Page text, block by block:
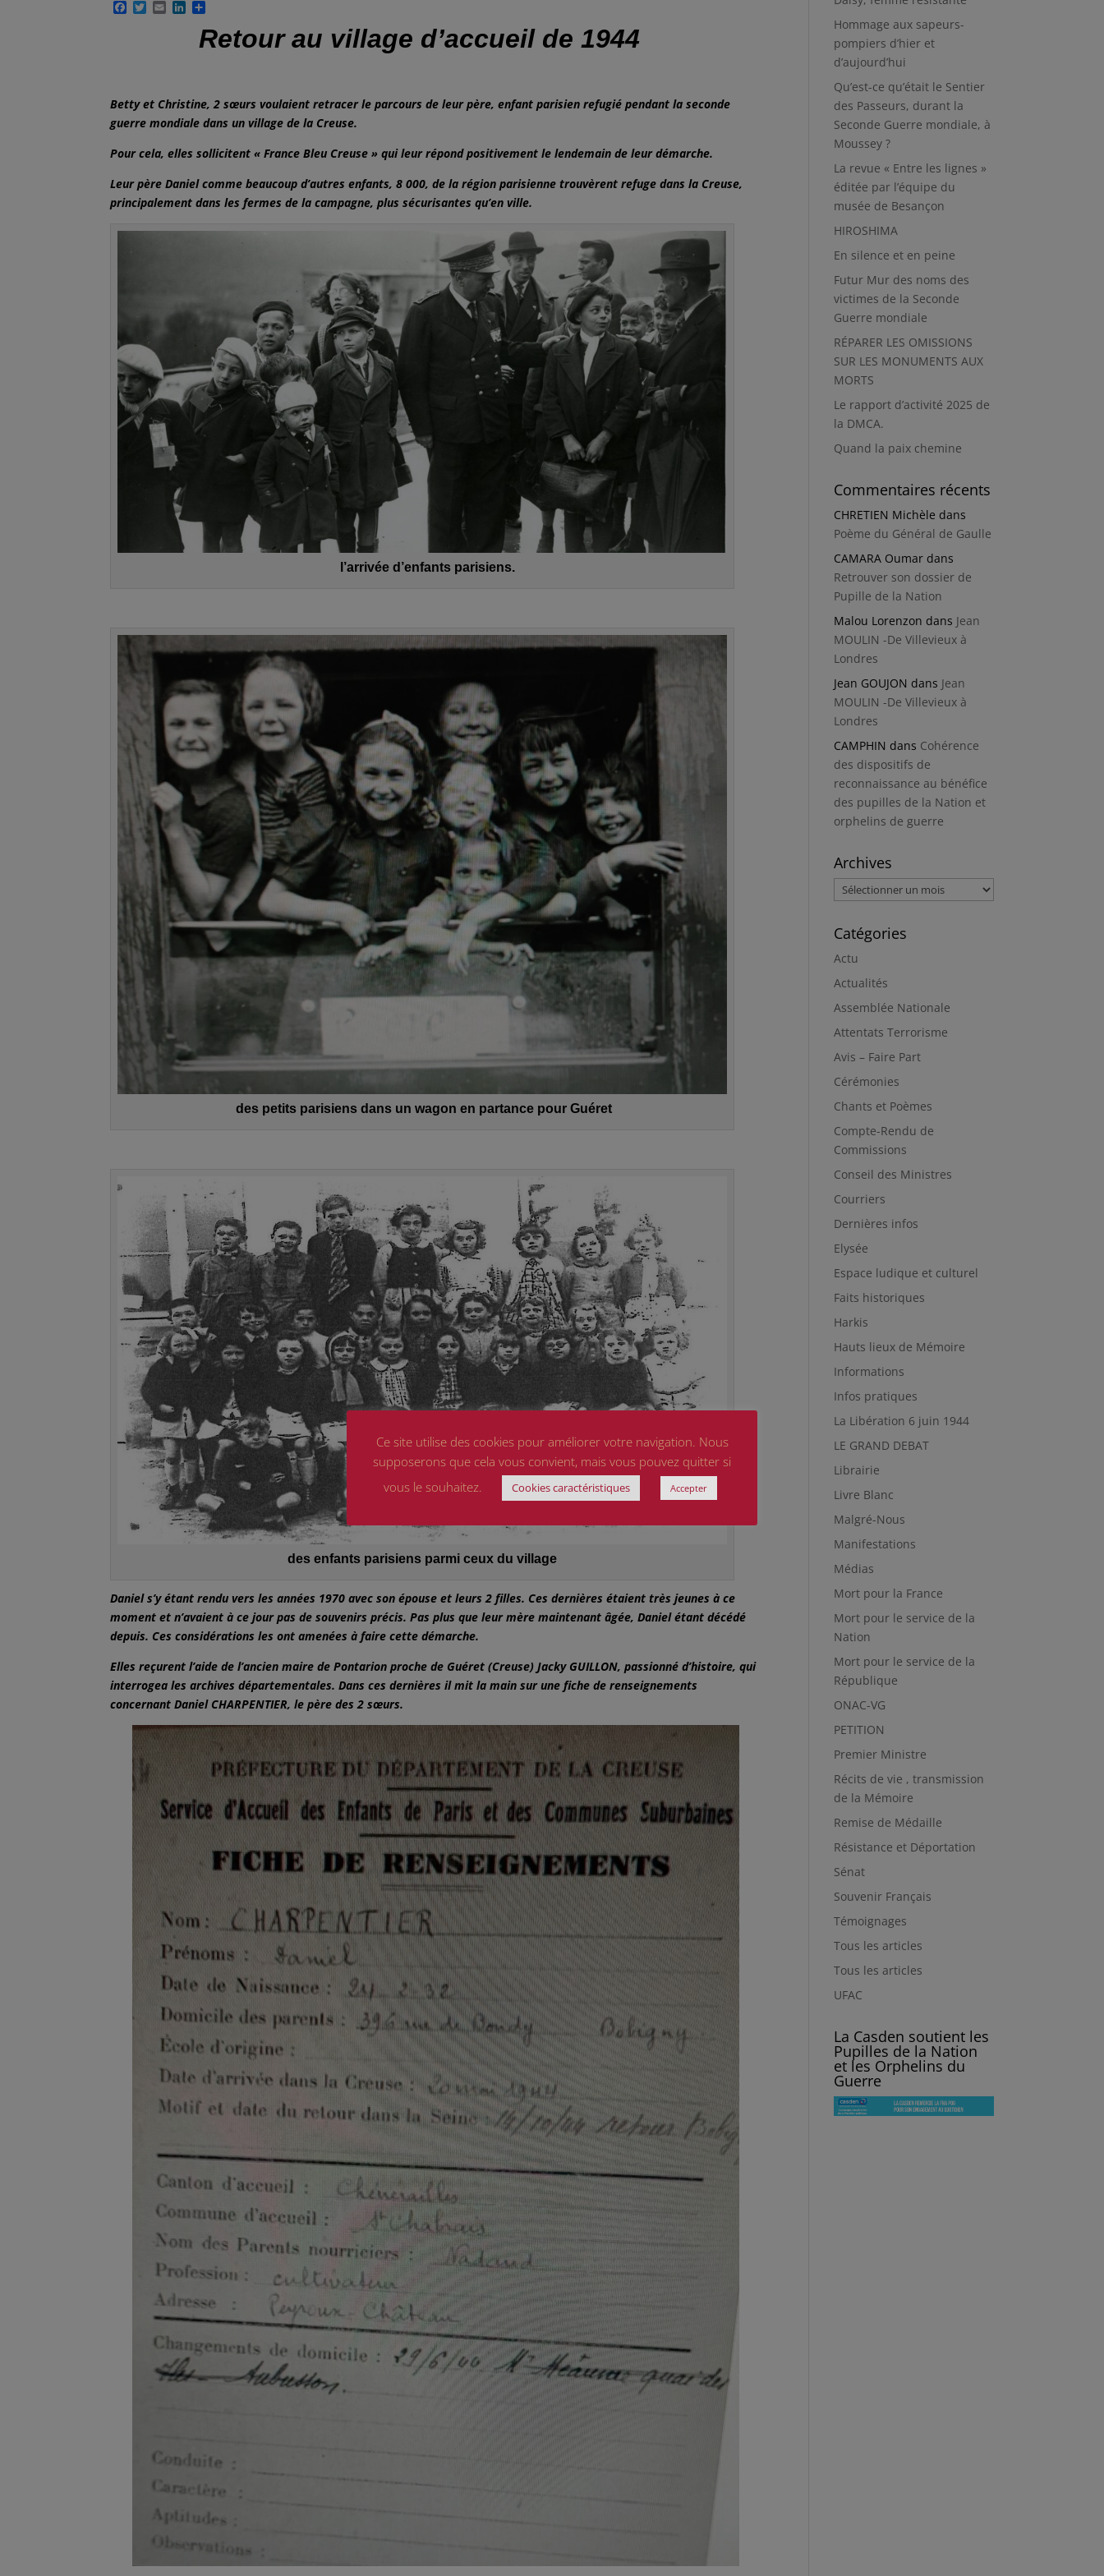
F
k
T E L
n
r
t
r
Retour au village d’accueil de 1944
Betty et Christine, 2 sœurs voulaient retracer le parcours de leur père, enfant parisien refugié pendant la seconde
guerre mondiale dans un village de la Creuse.
Pour cela, elles sollicitent « France Bleu Creuse » qui leur répond positivement le lendemain de leur démarche.
Leur père Daniel comme beaucoup d’autres enfants, 8 000, de la région parisienne trouvèrent refuge dans la Creuse,
principalement dans les fermes de la campagne, plus sécurisantes qu’en ville.
l’arrivée d’enfants parisiens.
des petits parisiens dans un wagon en partance pour Guéret
des enfants parisiens parmi ceux du village
Daniel s’y étant rendu vers les années 1970 avec son épouse et leurs 2 filles. Ces dernières étaient très jeunes à ce
moment et n’avaient à ce jour pas de souvenirs précis. Pas plus que leur mère maintenant âgée, Daniel étant décédé
depuis. Ces considérations les ont amenées à faire cette démarche.
Elles reçurent l’aide de l’ancien maire de Pontarion proche de Guéret (Creuse) Jacky GUILLON, passionné d’histoire, qui
interrogea les archives départementales. Dans ces dernières il mit la main sur une fiche de renseignements
concernant Daniel CHARPENTIER, le père des 2 sœurs.
Hommage aux sapeurs-
pompiers d’hier et
d’aujourd’hui
Qu’est-ce qu’était le Sentier
des Passeurs, durant la
Seconde Guerre mondiale, à
Moussey ?
La revue « Entre les lignes »
éditée par l’équipe du
musée de Besançon
HIROSHIMA
En silence et en peine
Futur Mur des noms des
victimes de la Seconde
Guerre mondiale
RÉPARER LES OMISSIONS
SUR LES MONUMENTS AUX
MORTS
Le rapport d’activité 2025 de
la DMCA.
Quand la paix chemine
Commentaires récents
CHRETIEN Michèle dans
Poème du Général de Gaulle
CAMARA Oumar dans
Retrouver son dossier de
Pupille de la Nation
Malou Lorenzon dans Jean
MOULIN -De Villevieux à
Londres
Jean GOUJON dans Jean
MOULIN -De Villevieux à
Londres
CAMPHIN dans Cohérence
des dispositifs de
reconnaissance au bénéfice
des pupilles de la Nation et
orphelins de guerre
Archives
Archives
Catégories
Actu
Actualités
Assemblée Nationale
Attentats Terrorisme
Avis – Faire Part
Cérémonies
Chants et Poèmes
Compte-Rendu de
Commissions
Conseil des Ministres
Courriers
Dernières infos
Elysée
Espace ludique et culturel
Faits historiques
Harkis
Hauts lieux de Mémoire
Informations
Infos pratiques
La Libération 6 juin 1944
LE GRAND DEBAT
Librairie
Livre Blanc
Malgré-Nous
Manifestations
Médias
Mort pour la France
Mort pour le service de la
Nation
Mort pour le service de la
République
ONAC-VG
PETITION
Premier Ministre
Récits de vie , transmission
de la Mémoire
Remise de Médaille
Résistance et Déportation
Sénat
Souvenir Français
Témoignages
Tous les articles
Tous les articles
UFAC
La Casden soutient les
Pupilles de la Nation
et les Orphelins du
Guerre
Ce site utilise des cookies pour améliorer votre navigation. Nous
supposerons que cela vous convient, mais vous pouvez quitter si
vous le souhaitez.
Cookies caractéristiques Accepter